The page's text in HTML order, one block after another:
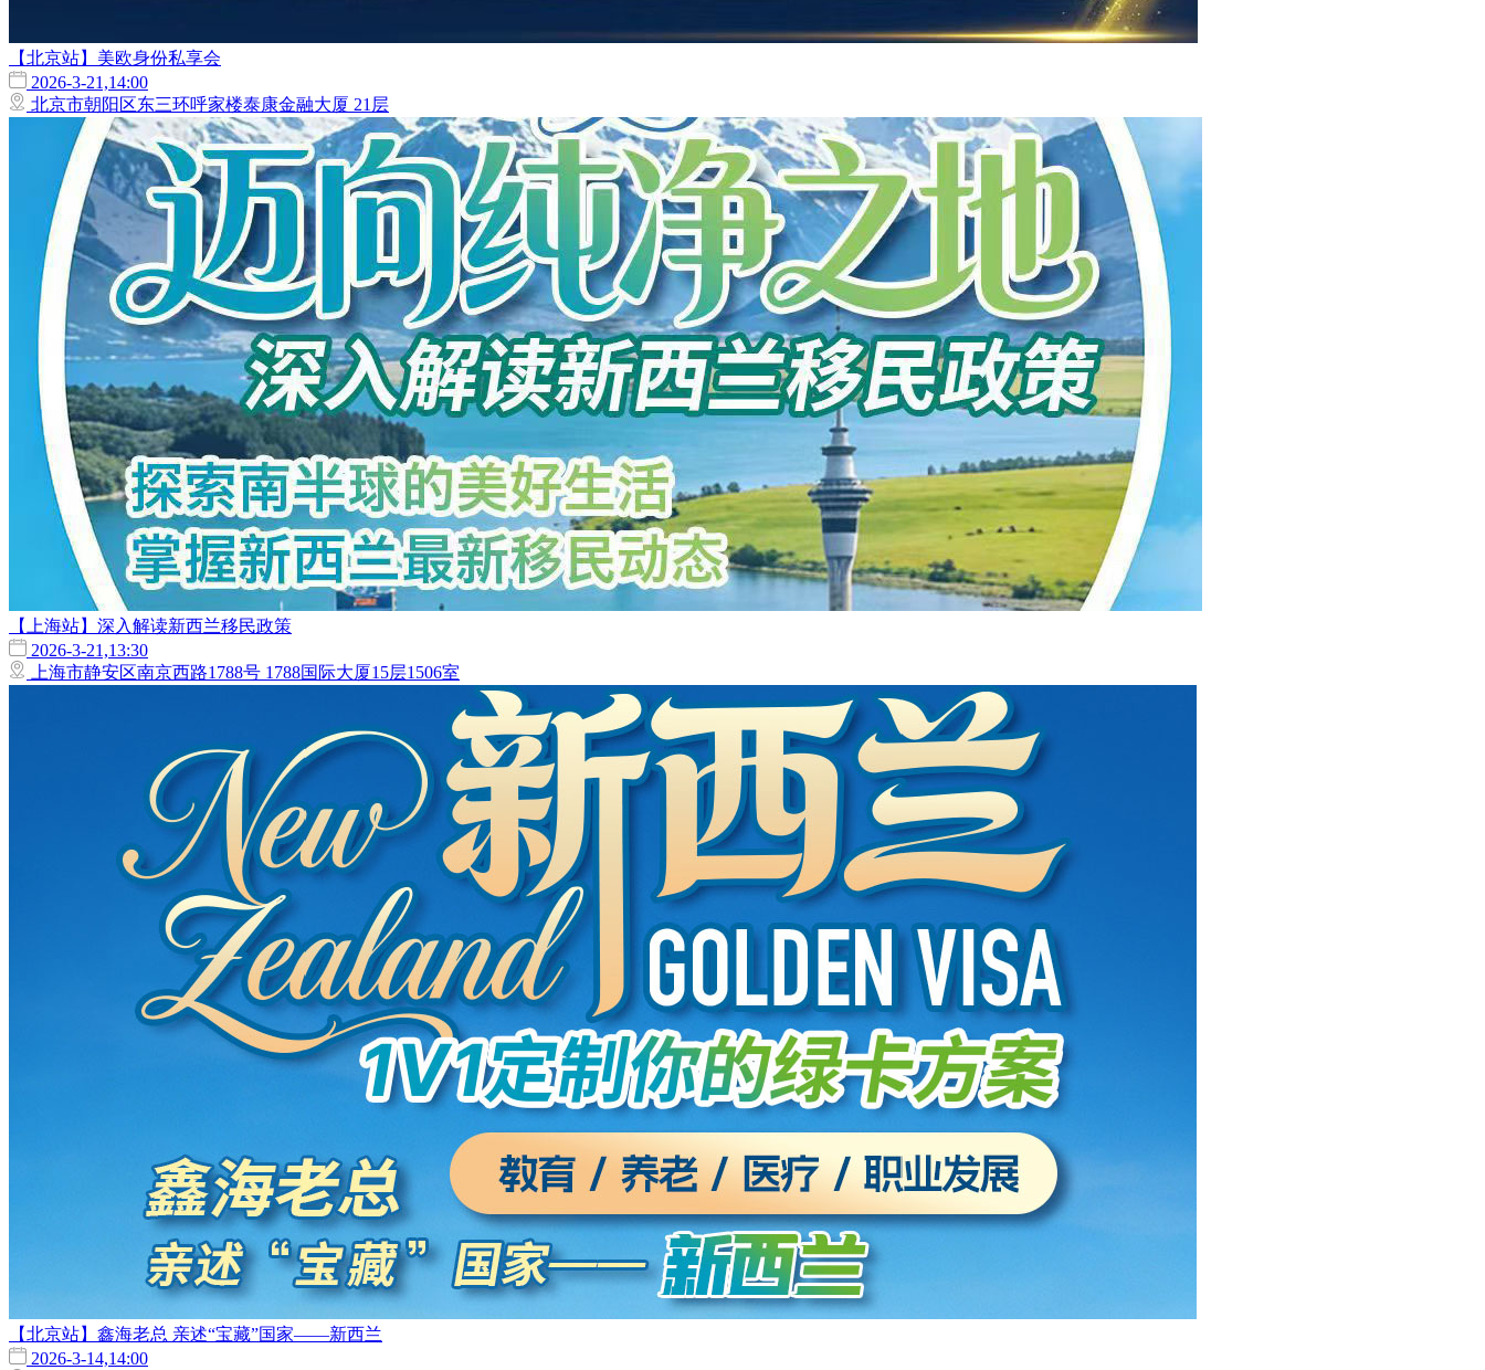
案例
【北京站】美欧身份私享会
2026-3-21,14:00
北京市朝阳区东三环呼家楼泰康金融大厦 21层
【上海站】深入解读新西兰移民政策
2026-3-21,13:30
上海市静安区南京西路1788号 1788国际大厦15层1506室
【北京站】鑫海老总 亲述“宝藏”国家——新西兰
2026-3-14,14:00